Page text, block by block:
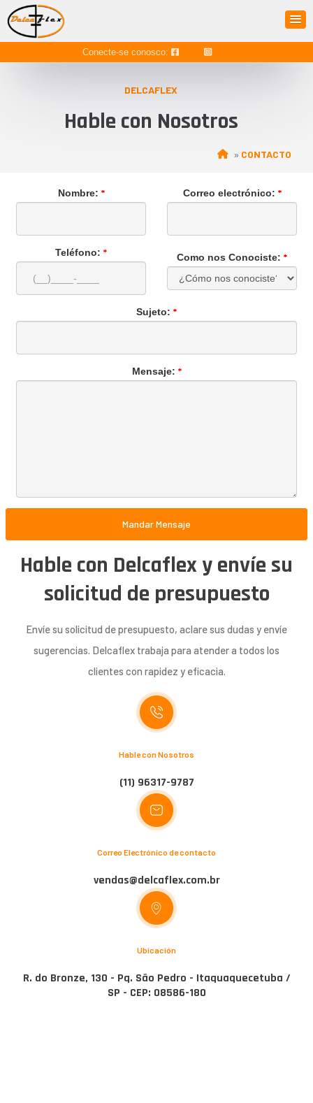
Conecte-se conosco:
DELCAFLEX
Hable con Nosotros
» CONTACTO
Hable con Delcaflex y envíe su
solicitud de presupuesto
Envíe su solicitud de presupuesto, aclare sus dudas y envíe
sugerencias. Delcaflex trabaja para atender a todos los
clientes con rapidez y eficacia.
Hable con Nosotros
(11) 96317-9787
Correo Electrónico de contacto
vendas@delcaflex.com.br
Ubicación
R. do Bronze, 130 - Pq. São Pedro - Itaquaquecetuba /
SP - CEP: 08586-180
Nombre: * Correo electrónico: *
Teléfono: * Como nos Conociste: *
Sujeto: *
Mensaje: *
Mandar Mensaje